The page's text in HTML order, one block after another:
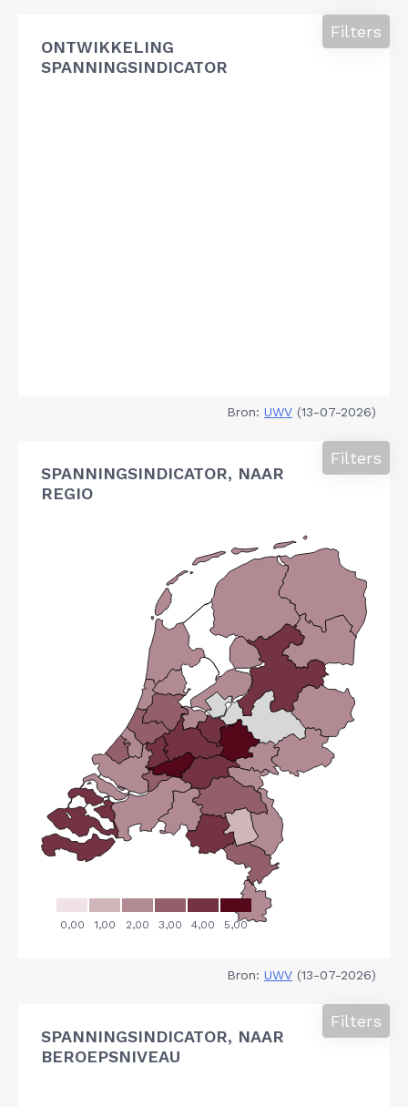
ONTWIKKELING
SPANNINGSINDICATOR
Filters
Bron: UWV (13-07-2026)
SPANNINGSINDICATOR, NAAR
REGIO
Filters
Bron: UWV (13-07-2026)
SPANNINGSINDICATOR, NAAR
BEROEPSNIVEAU
Filters